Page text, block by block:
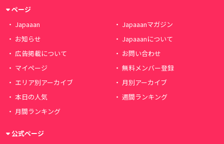
ページ
Japaaan
Japaaanマガジン
お知らせ
Japaaanについて
広告掲載について
お問い合わせ
マイページ
無料メンバー登録
エリア別アーカイブ
月別アーカイブ
本日の人気
週間ランキング
月間ランキング
公式ページ